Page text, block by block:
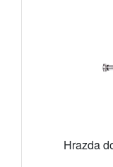
Hrazda